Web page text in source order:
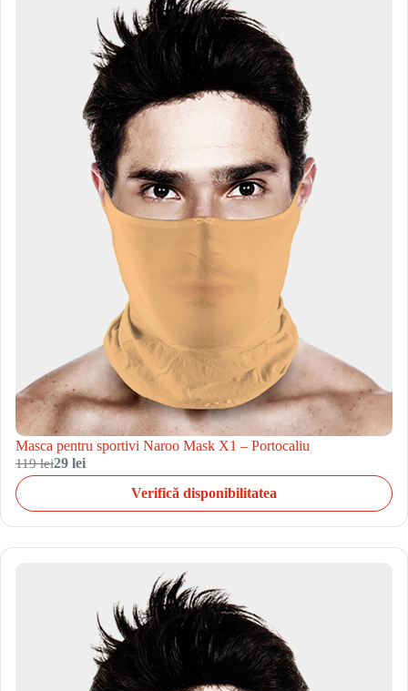
Masca pentru sportivi Naroo Mask X1 – Portocaliu
119 lei29 lei
Verifică disponibilitatea